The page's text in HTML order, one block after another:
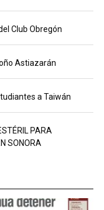
Club Obregón
Astiazarán
a Taiwán
PARA
SONORA